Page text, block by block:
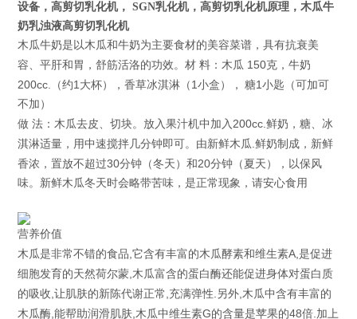
设备，高剪切乳化机， SGN乳化机，高剪切乳化机原理，木瓜牛
奶乳浊液高剪切乳化机
木瓜牛奶是以木瓜和牛奶为主要食材的美容菜谱，具有抗衰美
容、平肝和胃，舒筋活洛的功效。材 料：木瓜 150克，牛奶
200cc. （约1 大杯），香草冰淇淋（ 1小盒）， 糖1小匙（可加可
不加）
做 法：木瓜去皮、切块。放入果汁机中加入200cc.鲜奶 ，糖、冰
淇淋适量，用中速搅拌几分钟即可。由新鲜木瓜 .鲜奶制成，新鲜
香浓，置放不超过30分钟（冬天）和20分钟（夏天），以保风
味。新鲜木瓜冬天时会略带苦味，是正常现象，请安心食用
营养价值
木瓜是非常不错的食品 ,它含有丰富的木瓜酵素和维生素A,是促进
细胞发育的天然荷尔蒙 木瓜富含的蛋白酶还能促进身体对蛋白质
的吸收 ,让肌肤的新陈代谢正常 充满弹性 另外 木瓜中含有丰富的
木瓜酶 ,能帮助润滑肌肤 木瓜中维生素G的含量是苹果的48倍 加上